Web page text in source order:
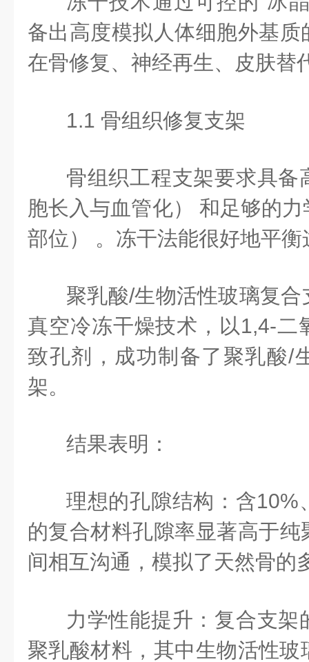
备出高度模拟人体细胞外基
在骨修复、神经再生、皮肤替
1.1 骨组织修复支架
骨组织工程支架要求具备
胞长入与血管化） 和足够的
部位） 。冻干法能很好地平衡
聚乳酸/生物活性玻璃复
真空冷冻干燥技术，以1,4-二
致孔剂，成功制备了聚乳酸/
架。
结果表明：
理想的孔隙结构：含10%
的复合材料孔隙率显著高于
间相互沟通，模拟了天然骨的
力学性能提升：复合支架
聚乳酸材料，其中生物活性